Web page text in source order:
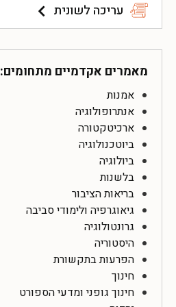
עריכה לשונית
מאמרים אקדמיים מתחומים:
אמנות
אנתרופולוגיה
ארכיטקטורה
ביוטכנולוגיה
ביולוגיה
בלשנות
בריאות הציבור
גיאוגרפיה ולימודי סביבה
גרונטולוגיה
היסטוריה
הפרעות בתקשורת
חינוך
חינוך גופני ומדעי הספורט